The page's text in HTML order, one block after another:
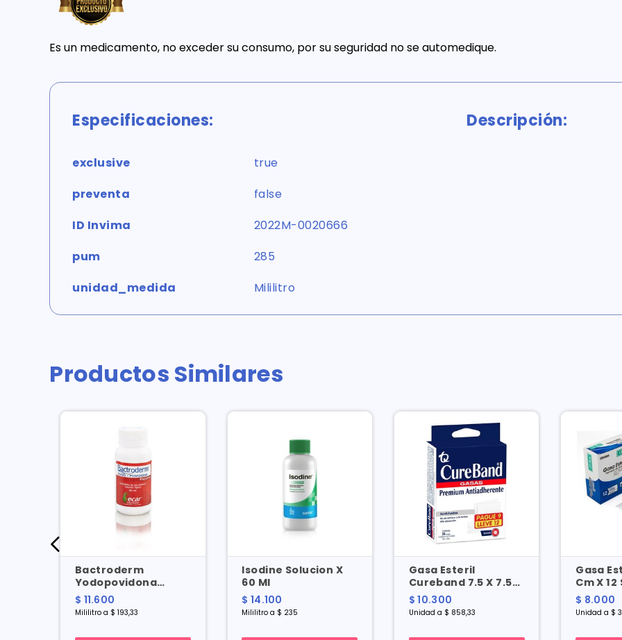
Es un medicamento, no exceder su consumo, por su seguridad no se automedique.
Especificaciones:
exclusive
true
preventa
false
ID Invima
2022M-0020666
pum
285
unidad_medida
Mililitro
Descripción:
Productos Similares
Bactroderm
Yodopovidona
Espuma X 60 Ml
$ 11.600
Mililitro a $ 193,33
Isodine Solucion X
60 Ml
$ 14.100
Mililitro a $ 235
Gasa Esteril
Cureband 7.5 X 7.5
Cm Pague 9 Lleve 12
Sobres X 2 Und C/u
$ 10.300
Unidad a $ 858,33
Gasa
Cm X 12
Und C/u
$ 8.000
Unidad a $